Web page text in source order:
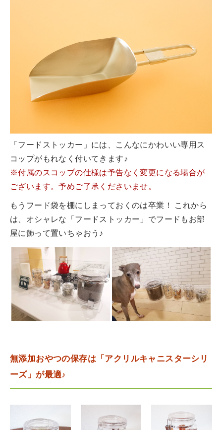
「フードストッカー」には、こんなにかわいい専用ス
コップがもれなく付いてきます♪
※付属のスコップの仕様は予告なく変更になる場合が
ございます。予めご了承くださいませ。
もうフード袋を棚にしまっておくのは卒業！ これから
は、オシャレな「フードストッカー」でフードもお部
屋に飾って置いちゃおう♪
無添加おやつの保存は「アクリルキャニスターシリ
ーズ」が最適♪